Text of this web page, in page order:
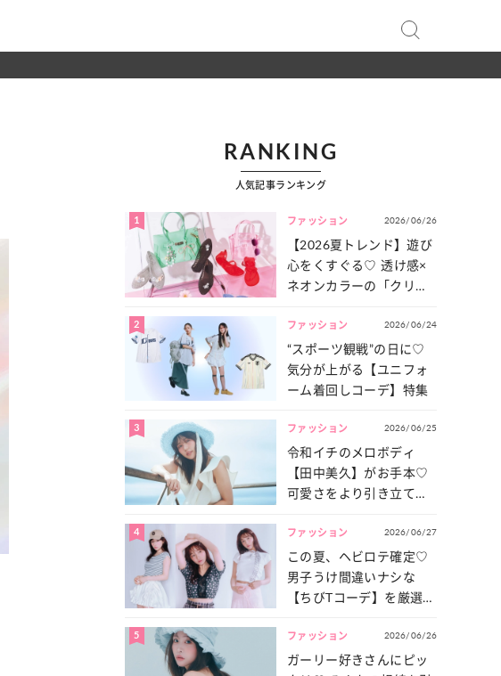
RANKING
人気記事ランキング
1 ファッション 2026/06/26
【2026夏トレンド】遊び
心をくすぐる♡ 透け感×
ネオンカラーの「クリア
2 ファッション 2026/06/24
“スポーツ観戦”の日に♡
気分が上がる【ユニフォ
ーム着回しコーデ】特集
3 ファッション 2026/06/25
令和イチのメロボディ
【田中美久】がお手本♡
可愛さをより引き立てる
4 ファッション 2026/06/27
この夏、ヘビロテ確定♡
男子うけ間違いナシな
【ちびTコーデ】を厳選し
5 ファッション 2026/06/26
ガーリー好きさんにピッ